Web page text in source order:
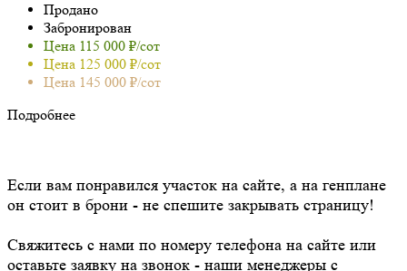
Продано
Забронирован
Цена 115 000 ₽/сот
Цена 125 000 ₽/сот
Цена 145 000 ₽/сот
Подробнее
Если вам понравился участок на сайте, а на генплане
он стоит в брони - не спешите закрывать страницу!
Свяжитесь с нами по номеру телефона на сайте или
оставьте заявку на звонок - наши менеджеры с